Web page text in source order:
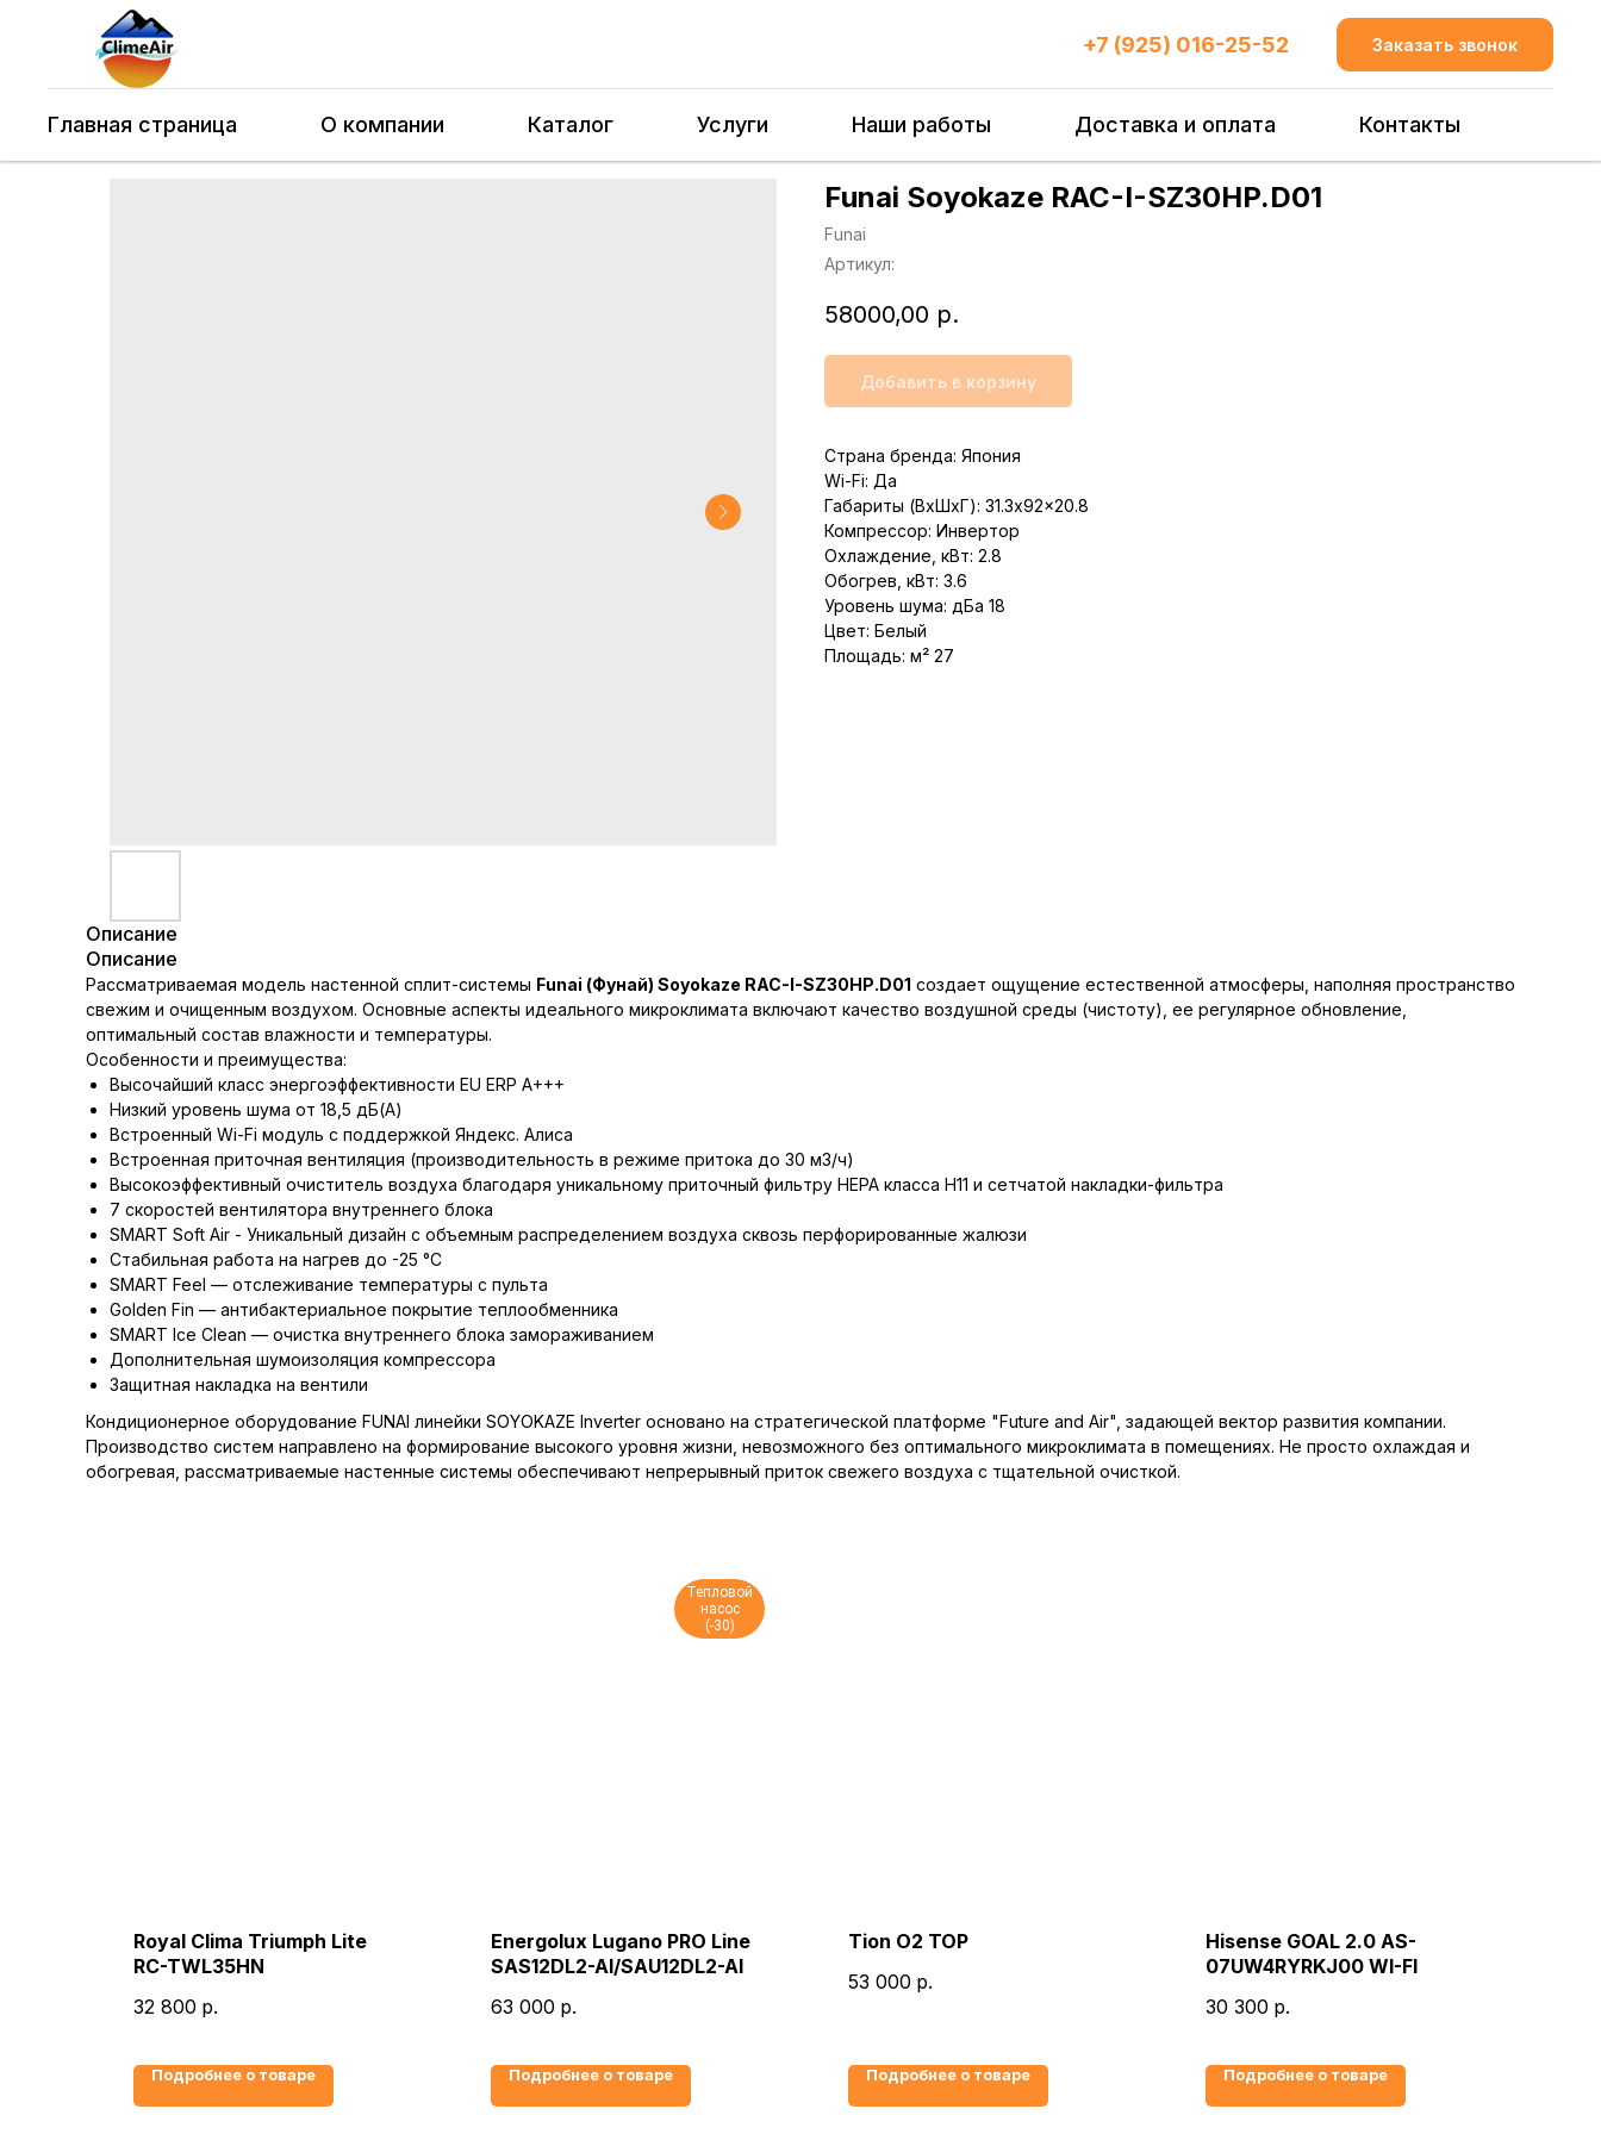
+7 (925) 016-25-52 Заказать звонок
Главная страница О компании Каталог Услуги Наши работы Доставка и оплата Контакты
Funai Soyokaze RAC-I-SZ30HP.D01
Funai
Артикул:
58000,00 р.
Добавить в корзину
Страна бренда: Япония
Wi-Fi: Да
Габариты (ВхШхГ): 31.3x92x20.8
Компрессор: Инвертор
Охлаждение, кВт: 2.8
Обогрев, кВт: 3.6
Уровень шума: дБа 18
Цвет: Белый
Площадь: м² 27
Описание
Описание
Рассматриваемая модель настенной сплит-системы Funai (Фунай) Soyokaze RAC-I-SZ30HP.D01 создает ощущение естественной атмосферы, наполняя пространство
свежим и очищенным воздухом. Основные аспекты идеального микроклимата включают качество воздушной среды (чистоту), ее регулярное обновление,
оптимальный состав влажности и температуры.
Особенности и преимущества:
Высочайший класс энергоэффективности EU ERP A+++
Низкий уровень шума от 18,5 дБ(А)
Встроенный Wi-Fi модуль с поддержкой Яндекс. Алиса
Встроенная приточная вентиляция (производительность в режиме притока до 30 м3/ч)
Высокоэффективный очиститель воздуха благодаря уникальному приточный фильтру НЕРА класса Н11 и сетчатой накладки-фильтра
7 скоростей вентилятора внутреннего блока
SMART Soft Air - Уникальный дизайн с объемным распределением воздуха сквозь перфорированные жалюзи
Стабильная работа на нагрев до -25 °С
SMART Feel — отслеживание температуры с пульта
Golden Fin — антибактериальное покрытие теплообменника
SMART Ice Clean — очистка внутреннего блока замораживанием
Дополнительная шумоизоляция компрессора
Защитная накладка на вентили
Кондиционерное оборудование FUNAI линейки SOYOKAZE Inverter основано на стратегической платформе "Future and Air", задающей вектор развития компании.
Производство систем направлено на формирование высокого уровня жизни, невозможного без оптимального микроклимата в помещениях. Не просто охлаждая и
обогревая, рассматриваемые настенные системы обеспечивают непрерывный приток свежего воздуха с тщательной очисткой.
Royal Clima Triumph Lite
RC-TWL35HN
32 800 р.
Подробнее о товаре
Тепловой
насос
(-30)
Energolux Lugano PRO Line
SAS12DL2-AI/SAU12DL2-AI
63 000 р.
Подробнее о товаре
Tion O2 ТОР
53 000 р.
Подробнее о товаре
Hisense GOAL 2.0 AS-
07UW4RYRKJ00 WI-FI
30 300 р.
Подробнее о товаре